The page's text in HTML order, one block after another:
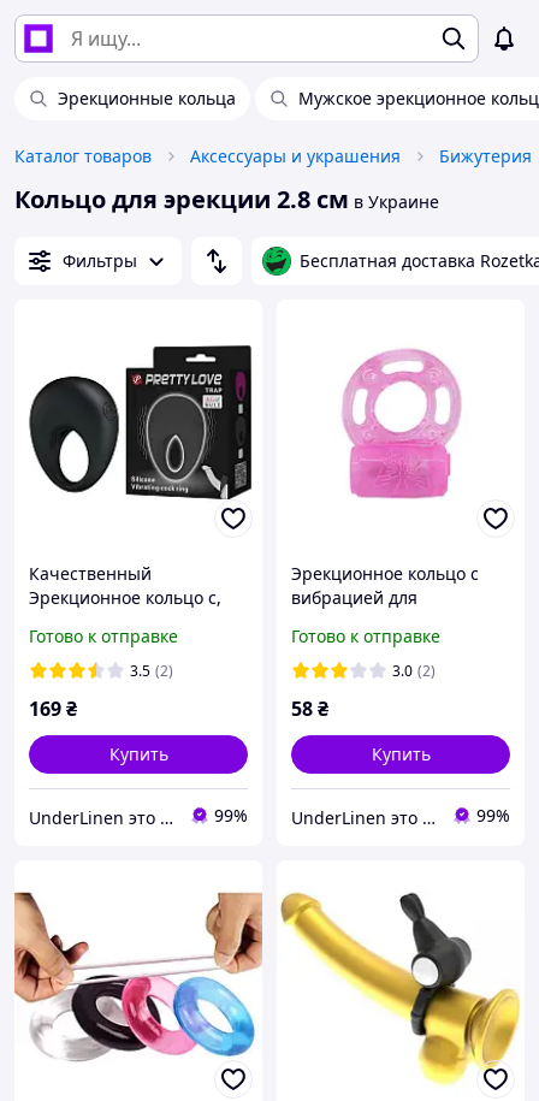
Эрекционные кольца Мужское эрекционное
Каталог товаров Аксессуары и украшения Бижутерия
Кольцо для эрекции 2.8 см в Украине
Фильтры Бесплатная доставка
Качественный
Эрекционное кольцо с,
черное силиконовое 5,5
см для улучшения
Готово к отправке
3.5 (2)
169₴
Купить
UnderLinen это оптово-розничный интернет-магазин эротического белья. 99%
Эрекционное кольцо с
вибрацией для
усиления эрекции у
мужчин и продления
Готово к отправке
3.0 (2)
58₴
Купить
UnderLinen это оптово-розничный интернет-магазин эротического белья. 99%